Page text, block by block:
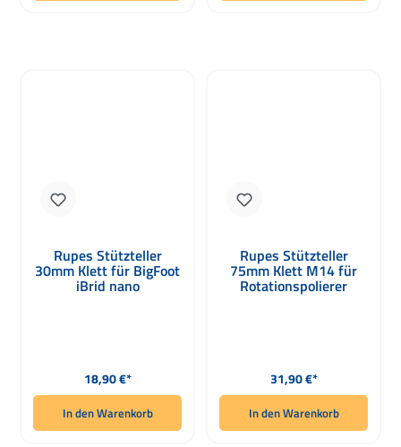
Rupes Stützteller
30mm Klett für BigFoot
iBrid nano
Regulärer Preis:
18,90 €*
In den Warenkorb
Rupes Stützteller
75mm Klett M14 für
Rotationspolierer
Regulärer Preis:
31,90 €*
In den Warenkorb